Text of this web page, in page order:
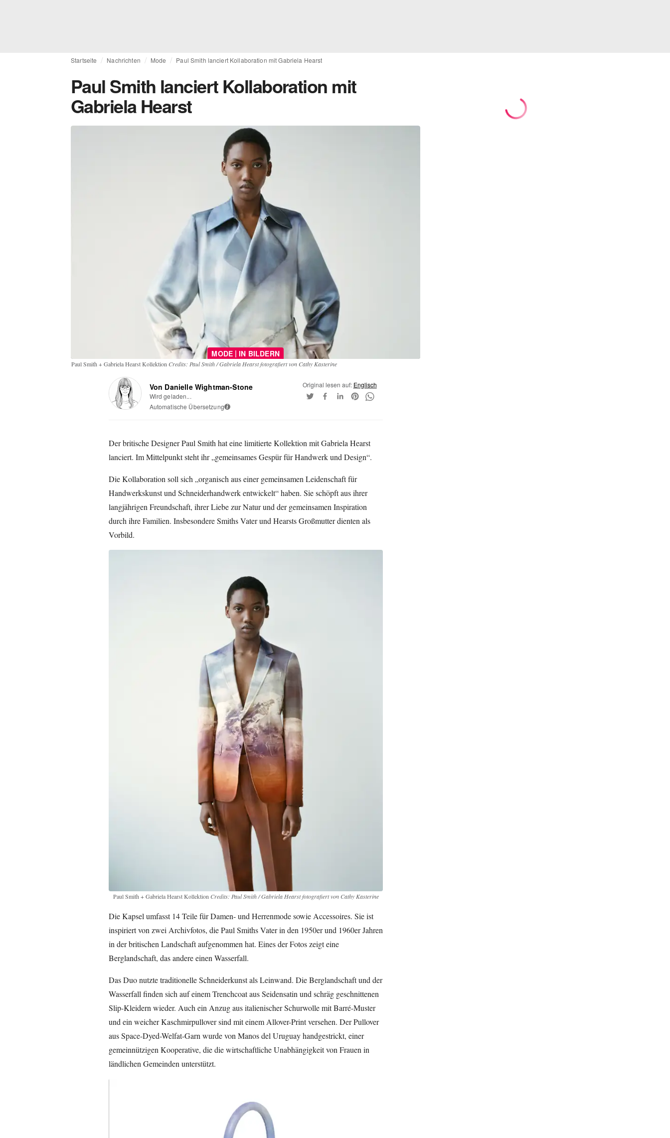
Startseite Nachrichten Mode Paul Smith lanciert Kollaboration mit Gabriela Hearst
Paul Smith lanciert Kollaboration mit
Gabriela Hearst
MODE | IN BILDERN
Paul Smith + Gabriela Hearst Kollektion Credits: Paul Smith / Gabriela Hearst fotografiert von Cathy Kasterine
Von Danielle Wightman-Stone
Wird geladen...
Automatische Übersetzung i
Original lesen auf: Englisch
Der britische Designer Paul Smith hat eine limitierte Kollektion mit Gabriela Hearst
lanciert. Im Mittelpunkt steht ihr „gemeinsames Gespür für Handwerk und Design“.
Die Kollaboration soll sich „organisch aus einer gemeinsamen Leidenschaft für
Handwerkskunst und Schneiderhandwerk entwickelt“ haben. Sie schöpft aus ihrer
langjährigen Freundschaft, ihrer Liebe zur Natur und der gemeinsamen Inspiration
durch ihre Familien. Insbesondere Smiths Vater und Hearsts Großmutter dienten als
Vorbild.
Paul Smith + Gabriela Hearst Kollektion Credits: Paul Smith / Gabriela Hearst fotografiert von Cathy Kasterine
Die Kapsel umfasst 14 Teile für Damen- und Herrenmode sowie Accessoires. Sie ist
inspiriert von zwei Archivfotos, die Paul Smiths Vater in den 1950er und 1960er Jahren
in der britischen Landschaft aufgenommen hat. Eines der Fotos zeigt eine
Berglandschaft, das andere einen Wasserfall.
Das Duo nutzte traditionelle Schneiderkunst als Leinwand. Die Berglandschaft und der
Wasserfall finden sich auf einem Trenchcoat aus Seidensatin und schräg geschnittenen
Slip-Kleidern wieder. Auch ein Anzug aus italienischer Schurwolle mit Barré-Muster
und ein weicher Kaschmirpullover sind mit einem Allover-Print versehen. Der Pullover
aus Space-Dyed-Welfat-Garn wurde von Manos del Uruguay handgestrickt, einer
gemeinnützigen Kooperative, die die wirtschaftliche Unabhängigkeit von Frauen in
ländlichen Gemeinden unterstützt.